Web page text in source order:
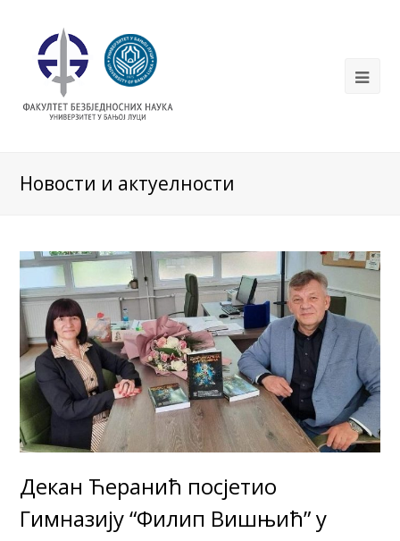
Новости и актуелности
Декан Ћеранић посјетио
Гимназију “Филип Вишњић” у